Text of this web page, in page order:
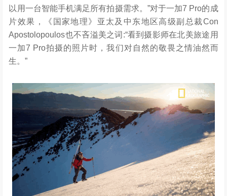
以用一台智能手机满足所有拍摄需求。”对于一加7 Pro的成
片效果，《国家地理》亚太及中东地区高级副总裁Con
Apostolopoulos也不吝溢美之词:“看到摄影师在北美旅途用
一加7 Pro拍摄的照片时，我们对自然的敬畏之情油然而
生。”